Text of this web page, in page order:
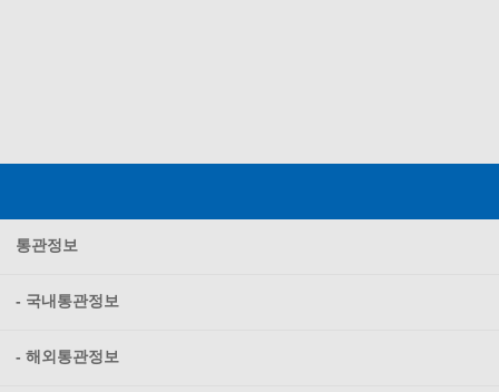
통관정보
- 국내통관정보
- 해외통관정보